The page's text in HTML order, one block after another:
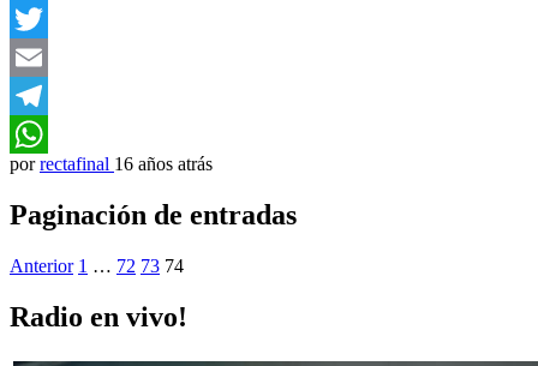
Facebook
Twitter
Email
Telegram
WhatsApp
por rectafinal 16 años atrás
Paginación de entradas
Anterior 1 … 72 73 74
Radio en vivo!